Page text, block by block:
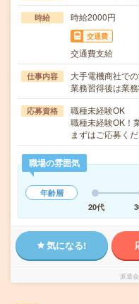
時給 時給2000円
交通費
交通費支給
仕事内容
大手電機商社で
業務習得後は業
応募資格
職種未経験OK
職種未経験OK！
まずはご応募く
職場の雰囲気
年齢層
20代
気になる!
派遣